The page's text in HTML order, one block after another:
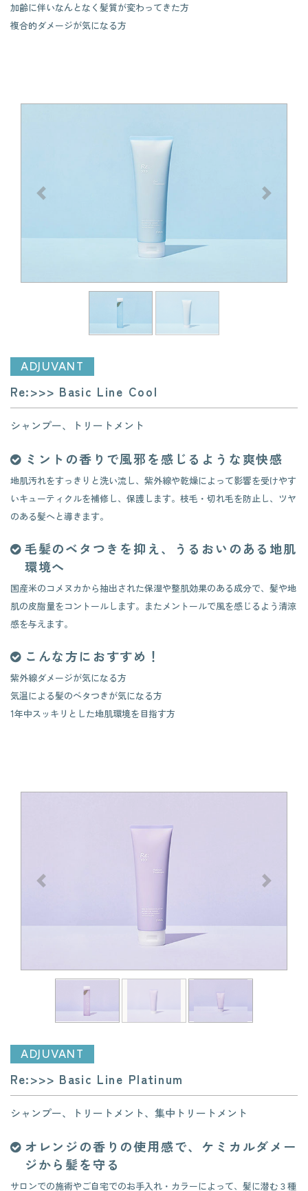
加齢に伴いなんとなく髪質が変わってきた方
​​​​​​​複合的ダメージが気になる方
前へ 次へ
ADJUVANT
Re:>>> Basic Line Cool
シャンプー、トリートメント
ミントの香りで風邪を感じるような爽快感
地肌汚れをすっきりと洗い流し、紫外線や乾燥によって影響を受けやす
いキューティクルを補修し、保護します。枝毛・切れ毛を防止し、ツヤ
のある髪へと導きます。
毛髪のベタつきを抑え、うるおいのある地肌
環境へ
国産米のコメヌカから抽出された保湿や整肌効果のある成分で、髪や地
肌の皮脂量をコントールします。またメントールで風を感じるよう清涼
感を与えます。
こんな方におすすめ！
紫外線ダメージが気になる方
気温による髪のベタつきが気になる方
1年中スッキリとした地肌環境を目指す方
前へ 次へ
ADJUVANT
Re:>>> Basic Line Platinum
シャンプー、トリートメント、集中トリートメント
オレンジの香りの使用感で、ケミカルダメー
ジから髪を守る
サロンでの施術やご自宅でのお手入れ・カラーによって、髪に潜む３種